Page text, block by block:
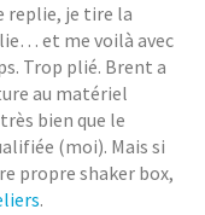
replie, je tire la
et me voilà avec
Trop plié. Brent a
au matériel
bien que le
(moi). Mais si
propre shaker box,
.